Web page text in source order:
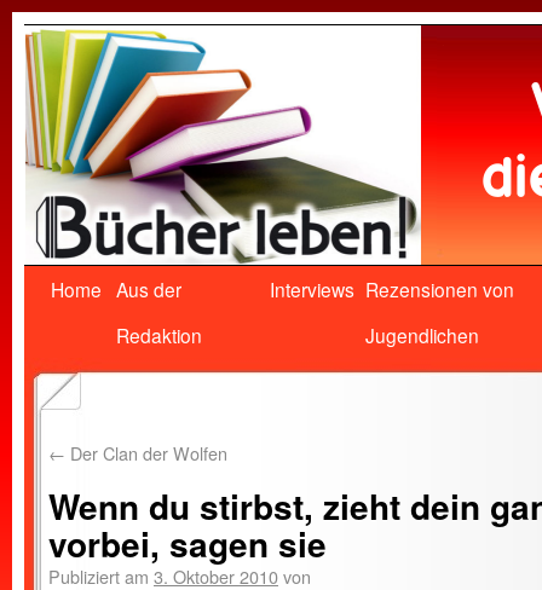
Home Aus der
Redaktion
Interviews Rezensionen von
Jugendlichen
← Der Clan der Wolfen
Wenn du stirbst, zieht dein
vorbei, sagen sie
Publiziert am 3. Oktober 2010von